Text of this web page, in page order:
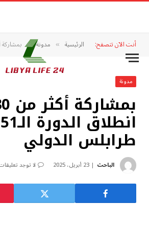
أنت الآن تتصفح: الرئيسية » مدونة » بمشاركة أكثر من 30 دولة.. انطلاق
مدونة
طرابلس الدولي
الباحث 23 أبريل، 2025 لا توجد